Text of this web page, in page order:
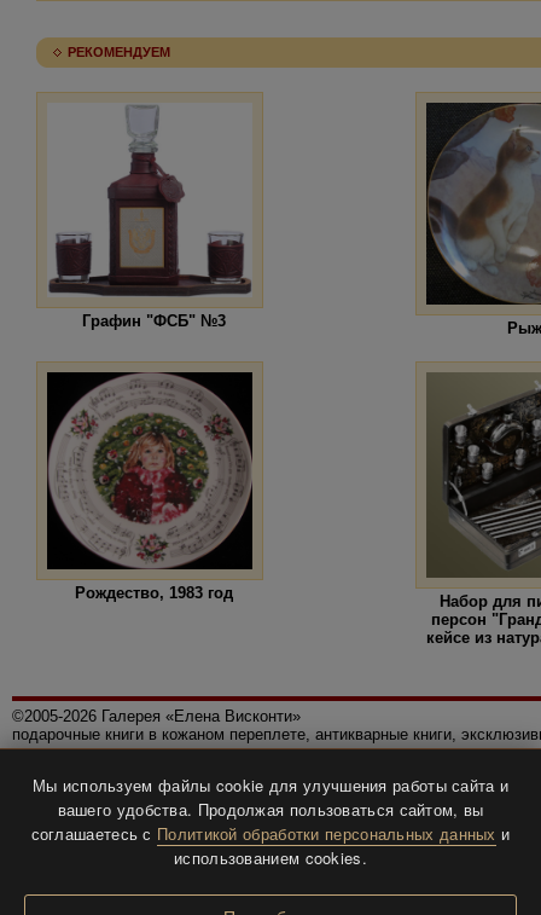
РЕКОМЕНДУЕМ
Графин "ФСБ" №3
Рождество, 1983 год
Набор для
персон
кейсе из
©2005-2026 Галерея «Елена Висконти»
подарочные книги в кожаном переплете, антикварные книги,
Политика конфиденциальности
Все права защищены.
Разработка и дизайнBTV-info.
Мы используем файлы cookie для улучшения работы сайта и
вашего удобства. Продолжая пользоваться сайтом, вы
соглашаетесь с Политикой обработки персональных данных и
использованием cookies.